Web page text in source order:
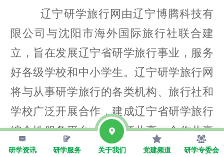
辽宁研学旅行网由辽宁博腾科技有
限公司与沈阳市海外国际旅行社联合建
立，旨在发展辽宁省研学旅行事业，服务
好各级学校和中小学生。辽宁研学旅行网
将与从事研学旅行的各类机构、旅行社和
学校广泛开展合作，建成辽宁省研学旅行
综合性服务平台，以资源共享，合作共赢
为发展宗旨，开展研学旅行服务、研学旅
研学资讯 研学服务 关于我们 党建频道 研学专委会